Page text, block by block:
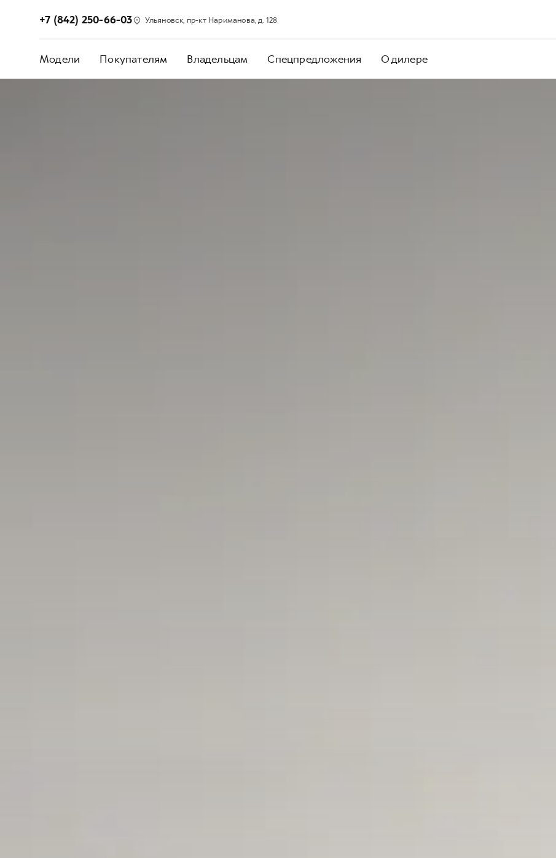
+7 (842) 250-66-03 Ульяновск, пр-кт Нариманова, д. 128
Модели Покупателям Владельцам Спецпредложения О дилере